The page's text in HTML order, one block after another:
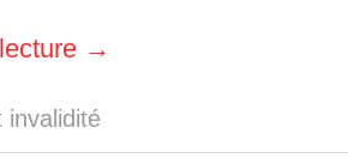
→
invalidité